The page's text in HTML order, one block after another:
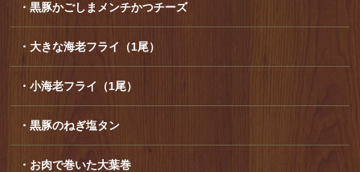
・黒豚かごしまメンチかつチーズ
・大きな海老フライ（1尾）
・小海老フライ（1尾）
・黒豚のねぎ塩タン
・お肉で巻いた大葉巻